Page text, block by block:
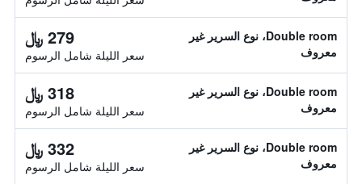
Double room، نوع السرير غير
معروف
279 ﷼
سعر الليلة شامل الرسوم
Double room، نوع السرير غير
معروف
318 ﷼
سعر الليلة شامل الرسوم
Double room، نوع السرير غير
معروف
332 ﷼
سعر الليلة شامل الرسوم